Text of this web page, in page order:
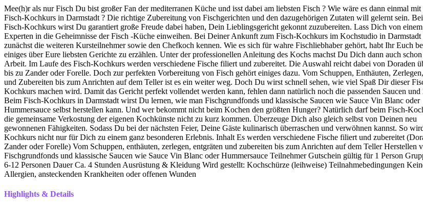
Mee(h)r als nur Fisch Du bist großer Fan der mediterranen Küche und isst dabei am liebsten Fisch ? Wie wäre es dann einmal mit
Fisch-Kochkurs in Darmstadt ? Die richtige Zubereitung von Fischgerichten und den dazugehörigen Zutaten will gelernt sein.
Fisch-Kochkurs wirst Du garantiert große Freude dabei haben, Dein Lieblingsgericht gekonnt zuzubereiten. Lass Dich von
Experten in die Geheimnisse der Fisch -Küche einweihen. Bei Deiner Ankunft zum Fisch-Kochkurs im Kochstudio in Darmstadt
zunächst die weiteren Kursteilnehmer sowie den Chefkoch kennen. Wie es sich für wahre Fischliebhaber gehört, habt Ihr Euch
einiges über Eure liebsten Gerichte zu erzählen. Unter der professionellen Anleitung des Kochs machst Du Dich dann auch
Arbeit. Im Laufe des Fisch-Kochkurs werden verschiedene Fische filiert und zubereitet. Die Auswahl reicht dabei von Doraden
bis zu Zander oder Forelle. Doch zur perfekten Vorbereitung von Fisch gehört einiges dazu. Vom Schuppen, Enthäuten,
und Zubereiten bis zum Anrichten auf dem Teller ist es ein weiter weg. Doch Du wirst schnell sehen, wie viel Spaß Dir dieser
Kochkurs machen wird. Damit das Gericht perfekt vollendet werden kann, fehlen dann natürlich noch die passenden Saucen und
Beim Fisch-Kochkurs in Darmstadt wirst Du lernen, wie man Fischgrundfonds und klassische Saucen wie Sauce Vin Blanc oder
Hummersauce selbst herstellen kann. Und wer bekommt nicht beim Kochen den größten Hunger? Natürlich darf beim Fisch-
die gemeinsame Verkostung der eigenen Kochkünste nicht zu kurz kommen. Überzeuge Dich also gleich selbst von Deinen neu
gewonnenen Fähigkeiten. Sodass Du bei der nächsten Feier, Deine Gäste kulinarisch überraschen und verwöhnen kannst. So
Kochkurs nicht nur für Dich zu einem ganz besonderen Erlebnis. Inhalt Es werden verschiedene Fische filiert und zubereitet
Zander oder Forelle) Vom Schuppen, enthäuten, zerlegen, entgräten und zubereiten bis zum Anrichten auf dem Teller Herstellen
Fischgrundfonds und klassische Saucen wie Sauce Vin Blanc oder Hummersauce Teilnehmer Gutschein gültig für 1 Person
6-12 Personen Dauer Ca. 4 Stunden Ausrüstung & Kleidung Wird gestellt: Kochschürze (leihweise) Teilnahmebedingungen
Allergien, ansteckenden Krankheiten oder offenen Wunden
Highlights & Details